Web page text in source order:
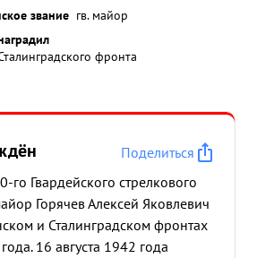
звание гв. майор
фронта
Поделиться
го Гвардейского стрелкового
Горячев Алексей Яковлевич
и Сталинградском фронтах
16 августа 1942 года